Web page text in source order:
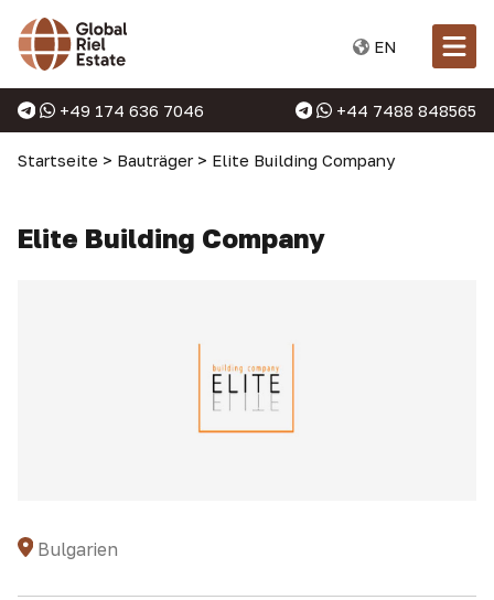
EN
+49 174 636 7046 +44 7488 848565
Startseite > Bauträger > Elite Building Company
Elite Building Company
Bulgarien